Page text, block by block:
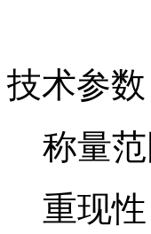
技术参数
称量范
重现性